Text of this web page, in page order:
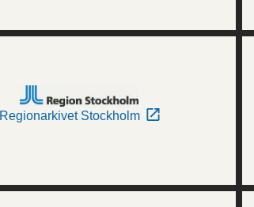
Regionarkivet Stockholm